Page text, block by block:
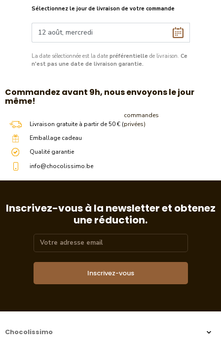
Sélectionnez le jour de livraison de votre commande
La date sélectionnée est la date préférentielle de livraison. Ce
n'est pas une date de livraison garantie.
​Commandez avant 9h, nous envoyons le jour
même!
Livraison gratuite à partir de 50 € (
commandes
privées)
Emballage cadeau
Qualité garantie
info@chocolissimo.be
Inscrivez-vous à la newsletter et obtenez
une réduction.
Inscrivez-vous
Chocolissimo